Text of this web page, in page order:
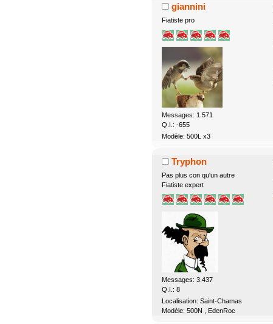
giannini
Fiatiste pro
Messages: 1.571
Q.I.: -655
Modèle: 500L x3
Tryphon
Pas plus con qu'un autre
Fiatiste expert
Messages: 3.437
Q.I.: 8
Localisation: Saint-Chamas
Modèle: 500N , EdenRoc